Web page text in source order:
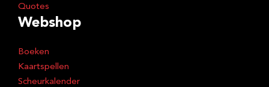
Quotes
Webshop
Boeken
Kaartspellen
Scheurkalender